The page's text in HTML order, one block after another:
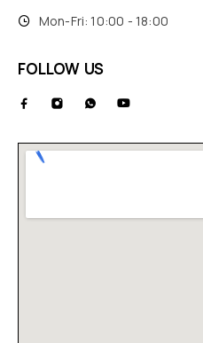
Mon-Fri: 10:00 - 18:00
FOLLOW US